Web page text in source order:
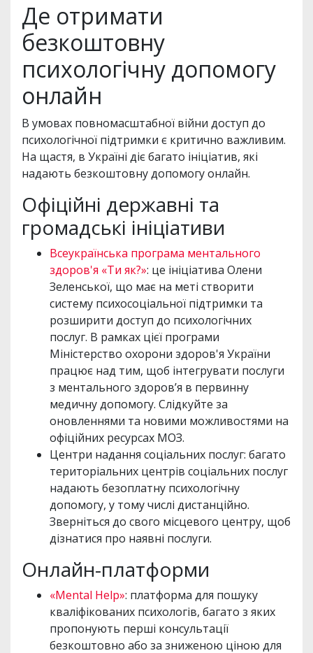
Де отримати
безкоштовну
психологічну допомогу
онлайн
В умовах повномасштабної війни доступ до
психологічної підтримки є критично важливим.
На щастя, в Україні діє багато ініціатив, які
надають безкоштовну допомогу онлайн.
Офіційні державні та
громадські ініціативи
Всеукраїнська програма ментального
здоров'я «Ти як?»: це ініціатива Олени
Зеленської, що має на меті створити
систему психосоціальної підтримки та
розширити доступ до психологічних
послуг. В рамках цієї програми
Міністерство охорони здоров'я України
працює над тим, щоб інтегрувати послуги
з ментального здоров’я в первинну
медичну допомогу. Слідкуйте за
оновленнями та новими можливостями на
офіційних ресурсах МОЗ.
Центри надання соціальних послуг: багато
територіальних центрів соціальних послуг
надають безоплатну психологічну
допомогу, у тому числі дистанційно.
Зверніться до свого місцевого центру, щоб
дізнатися про наявні послуги.
Онлайн-платформи
«Mental Help»: платформа для пошуку
кваліфікованих психологів, багато з яких
пропонують перші консультації
безкоштовно або за зниженою ціною для